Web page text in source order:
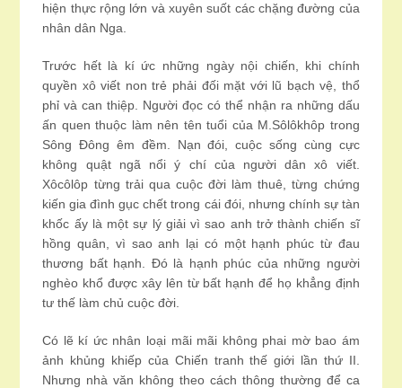
hiện thực rộng lớn và xuyên suốt các chặng đường của
nhân dân Nga.
Trước hết là kí ức những ngày nội chiến, khi chính
quyền xô viết non trẻ phải đối mặt với lũ bạch vệ, thổ
phỉ và can thiệp. Người đọc có thể nhận ra những dấu
ấn quen thuộc làm nên tên tuổi của M.Sôlôkhôp trong
Sông Đông êm đềm. Nạn đói, cuộc sống cùng cực
không quật ngã nổi ý chí của người dân xô viết.
Xôcôlôp từng trải qua cuộc đời làm thuê, từng chứng
kiến gia đình gục chết trong cái đói, nhưng chính sự tàn
khốc ấy là một sự lý giải vì sao anh trở thành chiến sĩ
hồng quân, vì sao anh lại có một hạnh phúc từ đau
thương bất hạnh. Đó là hạnh phúc của những người
nghèo khổ được xây lên từ bất hạnh để họ khẳng định
tư thế làm chủ cuộc đời.
Có lẽ kí ức nhân loại mãi mãi không phai mờ bao ám
ảnh khủng khiếp của Chiến tranh thế giới lần thứ II.
Nhưng nhà văn không theo cách thông thường để ca